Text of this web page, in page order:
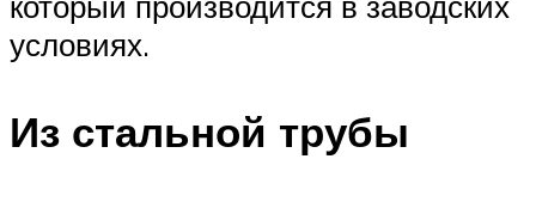
условиях.
Из стальной трубы